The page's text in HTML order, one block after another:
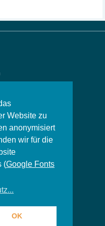
Website zu
anonymisiert
wir für die
(Google Fonts
OK